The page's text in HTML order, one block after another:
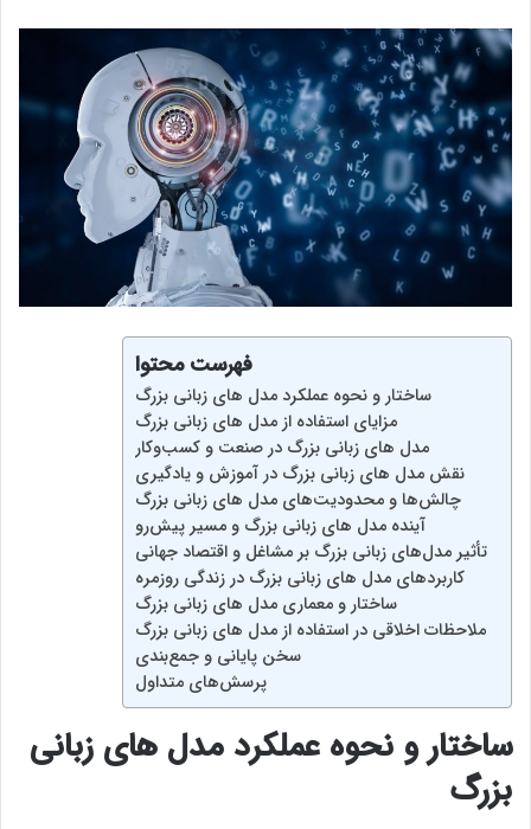
فهرست محتوا
ساختار و نحوه عملکرد مدل‌ های زبانی بزرگ
مزایای استفاده از مدل‌ های زبانی بزرگ
مدل‌ های زبانی بزرگ در صنعت و کسب‌وکار
نقش مدل‌ های زبانی بزرگ در آموزش و یادگیری
چالش‌ها و محدودیت‌های مدل‌ های زبانی بزرگ
آینده مدل‌ های زبانی بزرگ و مسیر پیش‌رو
تأثیر مدل‌های زبانی بزرگ بر مشاغل و اقتصاد جهانی
کاربردهای مدل‌ های زبانی بزرگ در زندگی روزمره
ساختار و معماری مدل‌ های زبانی بزرگ
ملاحظات اخلاقی در استفاده از مدل‌ های زبانی بزرگ
سخن پایانی و جمع‌بندی
پرسش‌های متداول
ساختار و نحوه عملکرد مدل‌ های زبانی
بزرگ